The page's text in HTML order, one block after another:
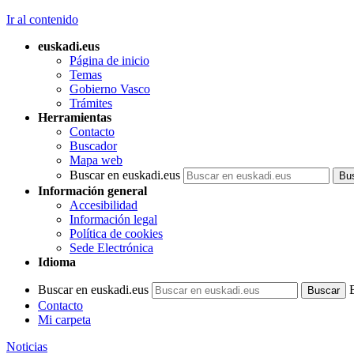
Ir al contenido
euskadi.eus
Página de inicio
Temas
Gobierno Vasco
Trámites
Herramientas
Contacto
Buscador
Mapa web
Buscar en euskadi.eus
Información general
Accesibilidad
Información legal
Política de cookies
Sede Electrónica
Idioma
Buscar en euskadi.eus
Contacto
Mi carpeta
Noticias